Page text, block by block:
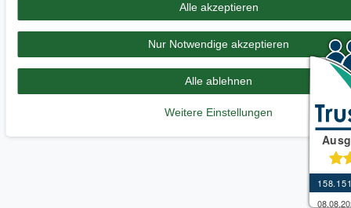
Alle akzeptieren
Nur Notwendige akzeptieren
Alle ablehnen
Weitere Einstellungen